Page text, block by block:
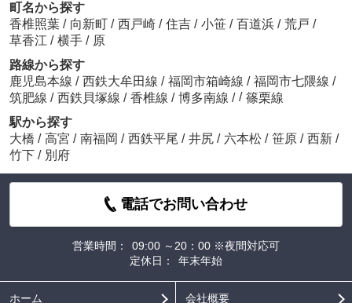
町名から探す
香椎照葉 / 向新町 / 西戸崎 / 住吉 / 小笹 / 百道浜 / 荒戸 /
草香江 / 横手 / 原
路線から探す
鹿児島本線 / 西鉄大牟田線 / 福岡市箱崎線 / 福岡市七隈線 /
筑肥線 / 西鉄貝塚線 / 香椎線 / 博多南線 / / 篠栗線
駅から探す
大橋 / 高宮 / 南福岡 / 西鉄平尾 / 井尻 / 六本松 / 笹原 / 西新 /
竹下 / 別府
電話でお問い合わせ
営業時間：
09:00 ～20：00 ※夜間対応可
定休日：
年末年始
ホーム 会社概要